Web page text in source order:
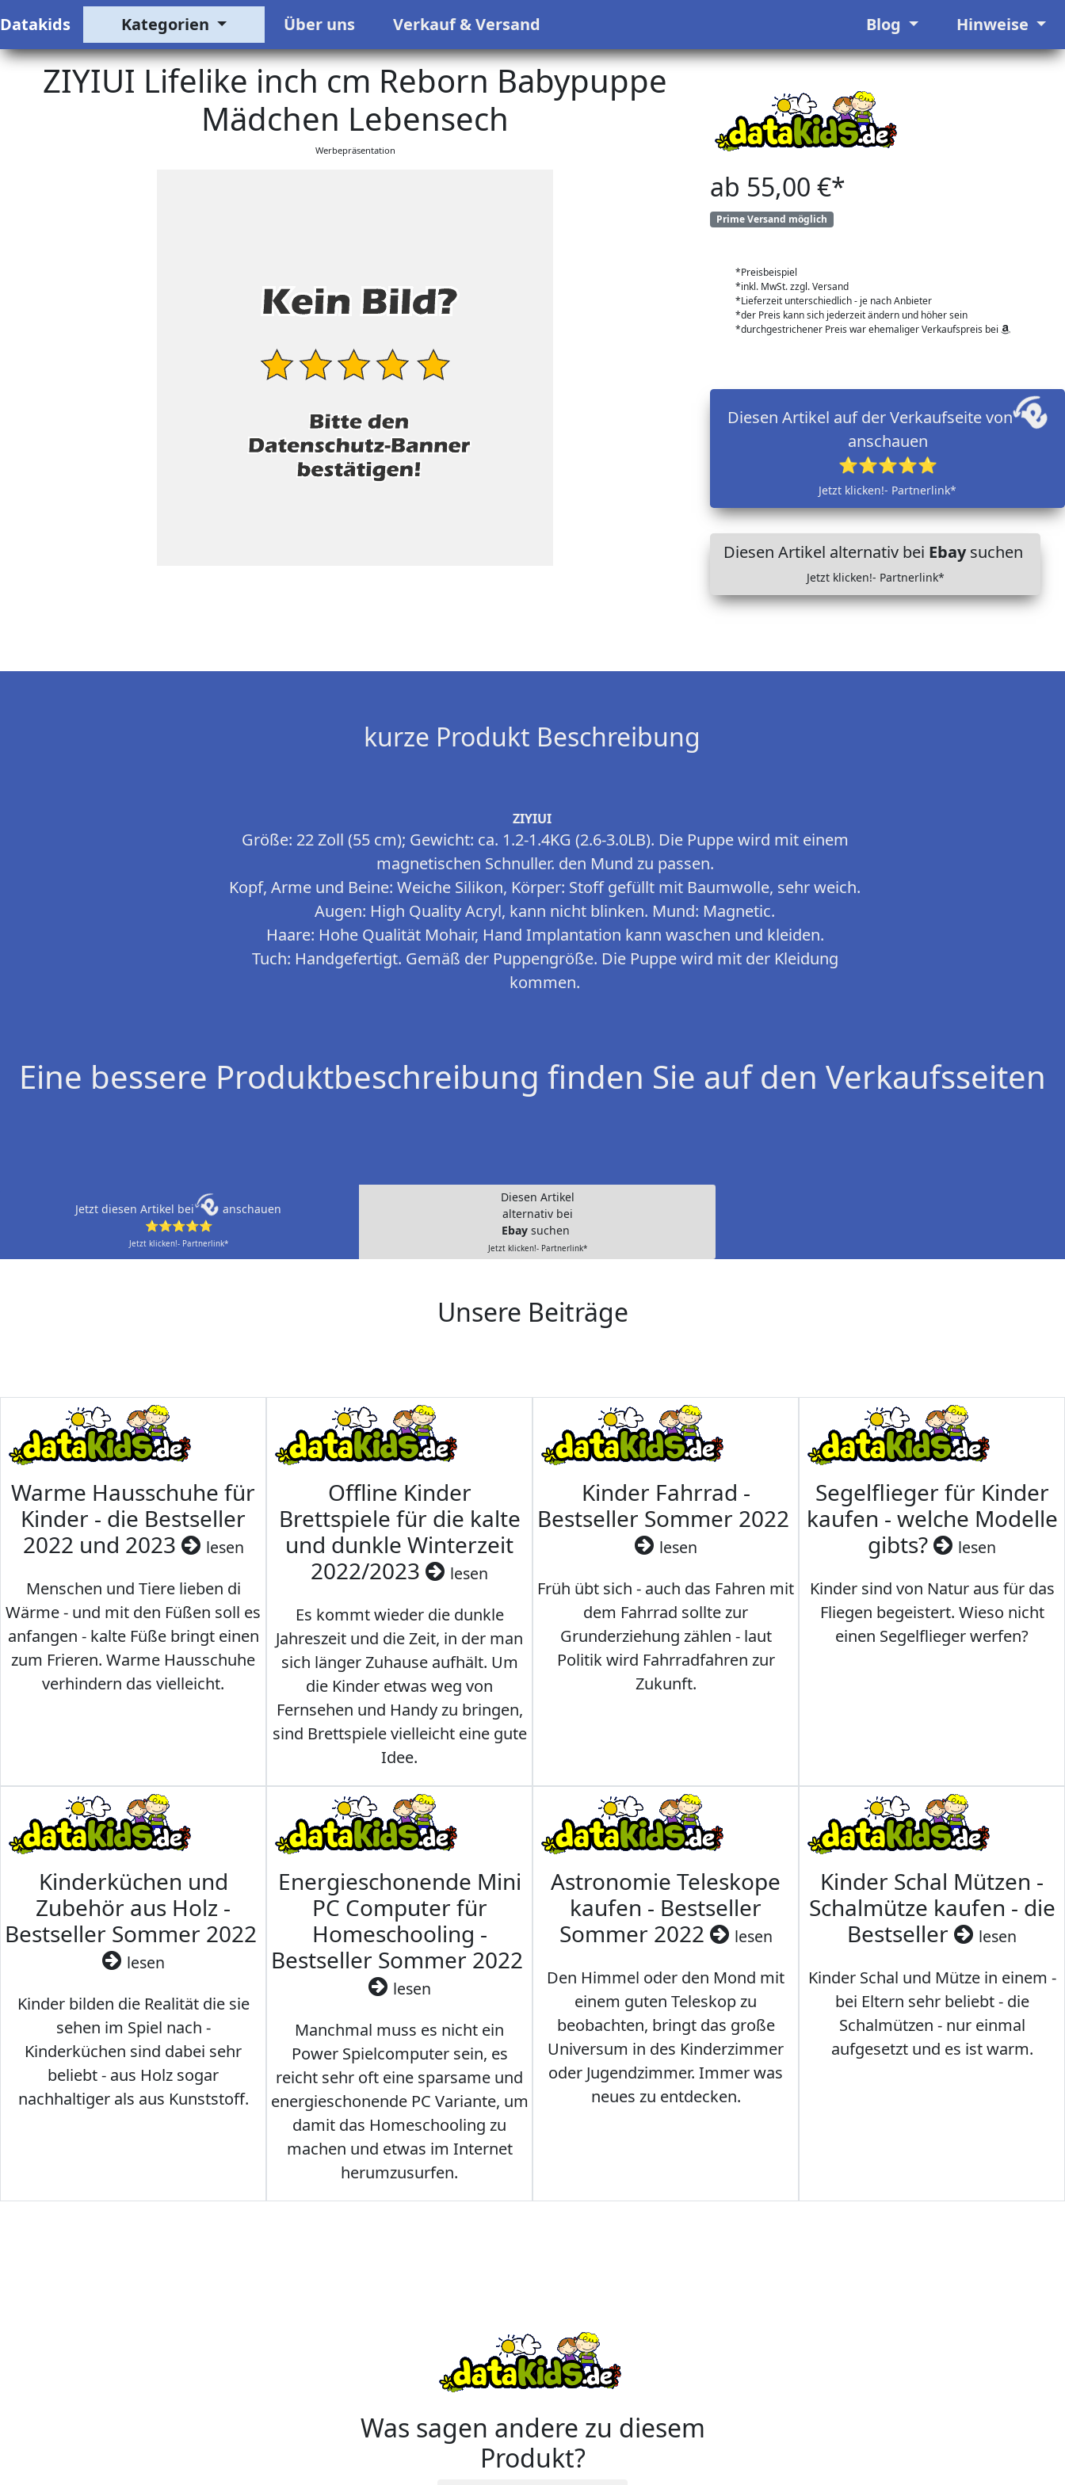
Datakids Kategorien Über uns Verkauf & Versand Blog Hinweise
ZIYIUI Lifelike inch cm Reborn Babypuppe
Mädchen Lebensech
Werbepräsentation
ab 55,00 €*
Prime Versand möglich
*Preisbeispiel
*inkl. MwSt. zzgl. Versand
*Lieferzeit unterschiedlich - je nach Anbieter
*der Preis kann sich jederzeit ändern und höher sein
*durchgestrichener Preis war ehemaliger Verkaufspreis bei
Diesen Artikel auf der Verkaufseite von
anschauen
⭐⭐⭐⭐⭐
Jetzt klicken!- Partnerlink*
Diesen Artikel alternativ bei Ebaysuchen
Jetzt klicken!- Partnerlink*
kurze Produkt Beschreibung
ZIYIUI
Größe: 22 Zoll (55 cm); Gewicht: ca. 1.2-1.4KG (2.6-3.0LB). Die Puppe wird mit einem
magnetischen Schnuller. den Mund zu passen.
Kopf, Arme und Beine: Weiche Silikon, Körper: Stoff gefüllt mit Baumwolle, sehr weich.
Augen: High Quality Acryl, kann nicht blinken. Mund: Magnetic.
Haare: Hohe Qualität Mohair, Hand Implantation kann waschen und kleiden.
Tuch: Handgefertigt. Gemäß der Puppengröße. Die Puppe wird mit der Kleidung
kommen.
Eine bessere Produktbeschreibung finden Sie auf den Verkaufsseiten
Jetzt diesen Artikel bei
anschauen
⭐⭐⭐⭐⭐
Jetzt klicken!- Partnerlink*
Diesen Artikel
alternativ bei
Ebay suchen
Jetzt klicken!- Partnerlink*
Unsere Beiträge
Warme Hausschuhe für
Kinder - die Bestseller
2022 und 2023
lesen
Menschen und Tiere lieben di
Wärme - und mit den Füßen soll es
anfangen - kalte Füße bringt einen
zum Frieren. Warme Hausschuhe
verhindern das vielleicht.
Offline Kinder
Brettspiele für die kalte
und dunkle Winterzeit
2022/2023
lesen
Es kommt wieder die dunkle
Jahreszeit und die Zeit, in der man
sich länger Zuhause aufhält. Um
die Kinder etwas weg von
Fernsehen und Handy zu bringen,
sind Brettspiele vielleicht eine gute
Idee.
Kinder Fahrrad -
Bestseller Sommer 2022
lesen
Früh übt sich - auch das Fahren mit
dem Fahrrad sollte zur
Grunderziehung zählen - laut
Politik wird Fahrradfahren zur
Zukunft.
Segelflieger für Kinder
kaufen - welche Modelle
gibts?
lesen
Kinder sind von Natur aus für das
Fliegen begeistert. Wieso nicht
einen Segelflieger werfen?
Kinderküchen und
Zubehör aus Holz -
Bestseller Sommer 2022
lesen
Kinder bilden die Realität die sie
sehen im Spiel nach -
Kinderküchen sind dabei sehr
beliebt - aus Holz sogar
nachhaltiger als aus Kunststoff.
Energieschonende Mini
PC Computer für
Homeschooling -
Bestseller Sommer 2022
lesen
Manchmal muss es nicht ein
Power Spielcomputer sein, es
reicht sehr oft eine sparsame und
energieschonende PC Variante, um
damit das Homeschooling zu
machen und etwas im Internet
herumzusurfen.
Astronomie Teleskope
kaufen - Bestseller
Sommer 2022
lesen
Den Himmel oder den Mond mit
einem guten Teleskop zu
beobachten, bringt das große
Universum in des Kinderzimmer
oder Jugendzimmer. Immer was
neues zu entdecken.
Kinder Schal Mützen -
Schalmütze kaufen - die
Bestseller
lesen
Kinder Schal und Mütze in einem -
bei Eltern sehr beliebt - die
Schalmützen - nur einmal
aufgesetzt und es ist warm.
Was sagen andere zu diesem
Produkt?